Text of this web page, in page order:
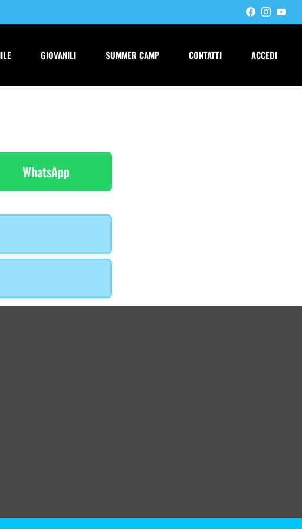
GIOVANILI SUMMER CAMP CONTATTI ACCEDI
WhatsApp